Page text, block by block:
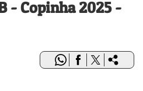
- Copinha 2025 -